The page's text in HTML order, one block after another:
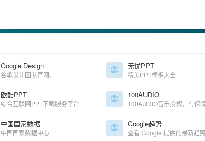
Google Design
谷歌设计团队官网。
无忧PPT
精美PPT模板大全
欧酷PPT
综合互联网PPT下载服务平台
100AUDIO
中国国家数据
中国国家数据中心
Google趋势